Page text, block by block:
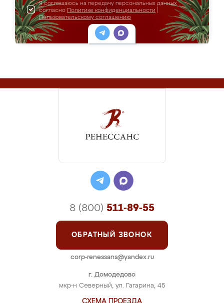
Я соглашаюсь на передачу персональных данных
согласно Политике конфиденциальности
Пользовательскому соглашению
г. Домодедово
мкр-н Северный, ул. Гагарина, 45
СХЕМА ПРОЕЗДА
8 (800) 511-89-55
ОБРАТНЫЙ ЗВОНОК
corp-renessans@yandex.ru